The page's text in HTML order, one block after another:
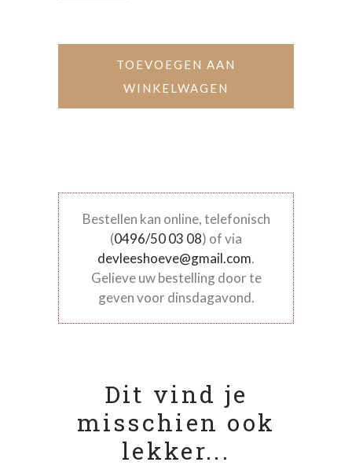
TOEVOEGEN AAN
WINKELWAGEN
Bestellen kan online, telefonisch
(0496/50 03 08) of via
devleeshoeve@gmail.com.
Gelieve uw bestelling door te
geven voor dinsdagavond.
Dit vind je
misschien ook
lekker...